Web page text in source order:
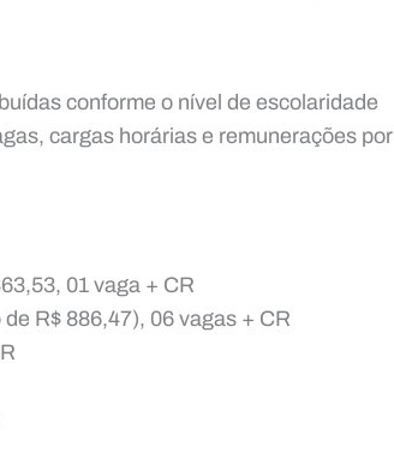
conforme o nível de escolaridade
cargas horárias e remunerações por
01 vaga + CR
R$ 886,47), 06 vagas + CR